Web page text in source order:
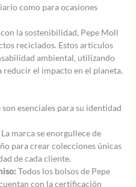
como para ocasiones
la sostenibilidad, Pepe Moll
reciclados. Estos artículos
ambiental, utilizando
reducir el impacto en el planeta.
esenciales para su identidad
La marca se enorgullece de
para crear colecciones únicas
de cada cliente.
Todos los bolsos de Pepe
con la certificación